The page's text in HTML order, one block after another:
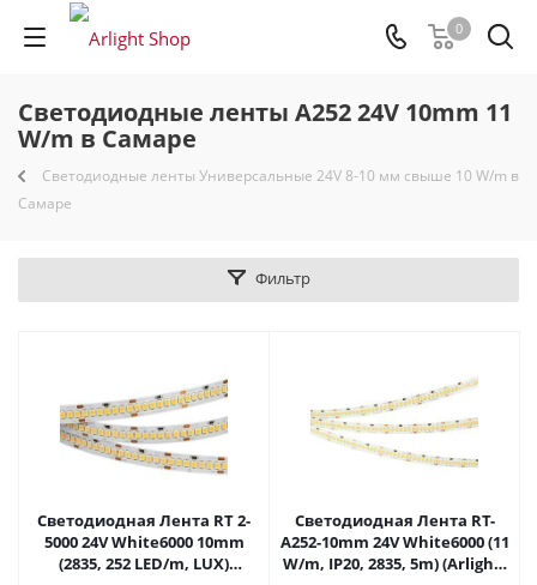
0
Светодиодные ленты A252 24V 10mm 11
W/m в Самаре
Светодиодные ленты Универсальные 24V 8-10 мм свыше 10 W/m в
Самаре
Фильтр
Светодиодная Лента RT 2-
5000 24V White6000 10mm
(2835, 252 LED/m, LUX)
Светодиодная Лента RT-
A252-10mm 24V White6000 (11
W/m, IP20, 2835, 5m) (Arlight,